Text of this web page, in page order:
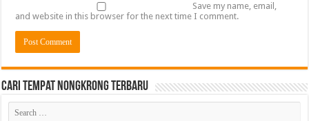
Save my name, email,
and website in this browser for the next time I comment.
Cari Tempat Nongkrong Terbaru